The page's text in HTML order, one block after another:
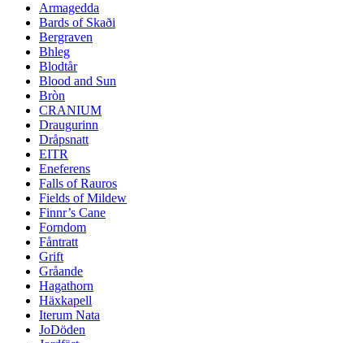
Armagedda
Bards of Skaði
Bergraven
Bhleg
Blodtår
Blood and Sun
Bròn
CRANIUM
Draugurinn
Dråpsnatt
EITR
Eneferens
Falls of Rauros
Fields of Mildew
Finnr’s Cane
Forndom
Fåntratt
Grift
Gråande
Hagathorn
Häxkapell
Iterum Nata
JoDöden